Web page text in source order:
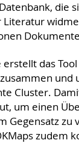
die
Literatur
das
und
Cluster.
um einen
Gegensatz zu
zudem